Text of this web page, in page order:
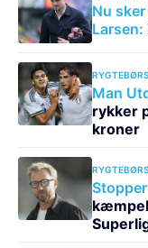
Nu
Larsen:
Man
rykker
kroner